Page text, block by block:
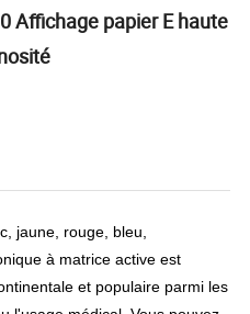
Affichage papier E haute
jaune, rouge, bleu,
à matrice active est
et populaire parmi les